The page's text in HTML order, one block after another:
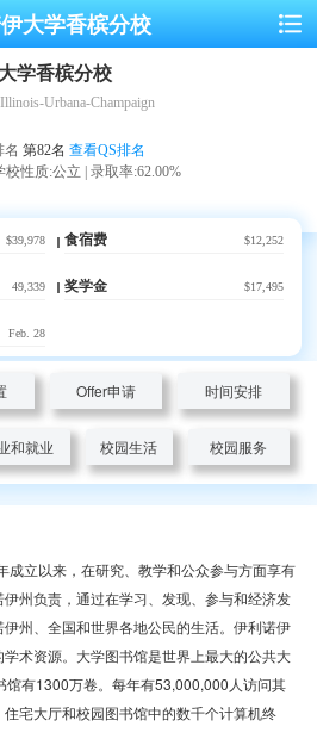
大学香槟分校
学香槟分校
Urbana-Champaign
名 第82名 查看QS排名
校性质:公立 | 录取率:62.00%
$39,978 食宿费 $12,252
49,339 奖学金 $17,495
Feb. 28
Offer申请 时间安排
和就业 校园生活 校园服务
成立以来，在研究、教学和公众参与方面享有
州负责，通过在学习、发现、参与和经济发
州、全国和世界各地公民的生活。伊利诺伊
术资源。大学图书馆是世界上最大的公共大
馆有1300万卷。每年有53,000,000人访问其
宅大厅和校园图书馆中的数千个计算机终